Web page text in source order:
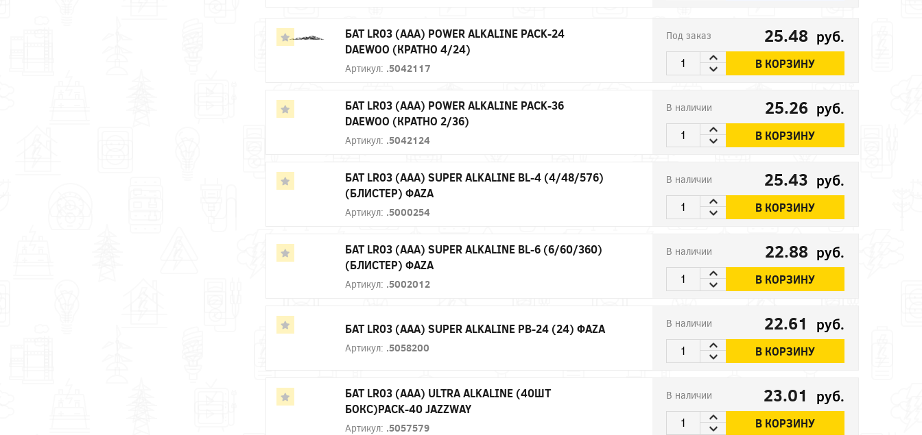
БАТ LR03 (AAA) POWER ALKALINE PACK-24
DAEWOO (КРАТНО 4/24)
Артикул: .5042117
Под заказ 25.48 руб.
В КОРЗИНУ
БАТ LR03 (AAA) POWER ALKALINE PACK-36
DAEWOO (КРАТНО 2/36)
Артикул: .5042124
В наличии 25.26 руб.
В КОРЗИНУ
БАТ LR03 (AAA) SUPER ALKALINE BL-4 (4/48/576)
(БЛИСТЕР) ФAZA
Артикул: .5000254
В наличии 25.43 руб.
В КОРЗИНУ
БАТ LR03 (AAA) SUPER ALKALINE BL-6 (6/60/360)
(БЛИСТЕР) ФAZA
Артикул: .5002012
В наличии 22.88 руб.
В КОРЗИНУ
БАТ LR03 (AAA) SUPER ALKALINE PB-24 (24) ФАZА
Артикул: .5058200
В наличии 22.61 руб.
В КОРЗИНУ
БАТ LR03 (AAA) ULTRA ALKALINE (40ШТ
БОКС)PACK-40 JAZZWAY
Артикул: .5057579
В наличии 23.01 руб.
В КОРЗИНУ